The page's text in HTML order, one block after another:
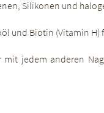
Silikonen und
und Biotin (Vitamin
jedem anderen